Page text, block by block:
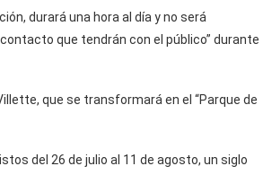
durará una hora al día y no será
que tendrán con el público” durante
que se transformará en el “Parque de
del 26 de julio al 11 de agosto, un siglo